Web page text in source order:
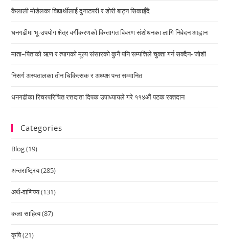
कैलाली मोडेलका विद्यार्थीलाई दुनाटपरी र डोरी बाट्न सिकाइँदै
धनगढीमा भू-उपयोग क्षेत्र वर्गीकरणको कित्तागत विवरण संशोधनका लागि निवेदन आह्वान
माता–पिताको ऋण र त्यागको मूल्य संसारको कुनै पनि सम्पत्तिले चुक्ता गर्न सक्दैन- जोशी
निसर्ग अस्पतालका तीन चिकित्सक र अध्यक्ष पन्त सम्मानित
धनगढीका रिचरपरिचित रत्तदाता दिपक उपाध्यायले गरे ११४औं पटक रक्तदान
Categories
Blog(19)
अन्तराष्ट्रिय(285)
अर्थ-वाणिज्य(131)
कला साहित्य(87)
कृषि(21)